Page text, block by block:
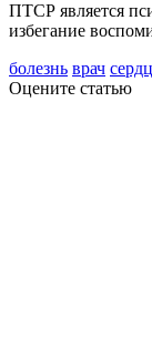
ПТСР является
избегание
болезнь врач
Оцените статью